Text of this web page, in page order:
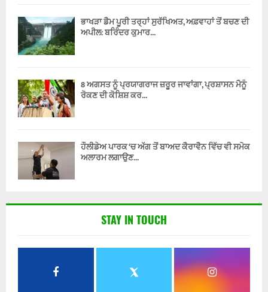
ਭਾਖੜਾ ਡੈਮ ਪੂਰੀ ਤਰ੍ਹਾਂ ਸੁਰੱਖਿਅਤ, ਅਫ਼ਵਾਹਾਂ ਤੋਂ ਬਚਣ ਦੀ
ਅਪੀਲ: ਬਰਿੰਦਰ ਕੁਮਾਰ...
8 ਅਗਸਤ ਨੂੰ ਪ੍ਰਯਾਗਰਾਜ ਜ਼ਰੂਰ ਜਾਵਾਂਗਾ, ਪ੍ਰਸ਼ਾਸਨ ਮੈਨੂੰ
ਰੋਕਣ ਦੀ ਕੋਸ਼ਿਸ਼ ਕਰ...
ਹੌਲੀਡੇਅ ਪਾਰਕ ‘ਚ ਅੱਗ ਤੋਂ ਬਾਅਦ ਕੈਰਾਵੈਨ ਵਿੱਚ ਵੀ ਸਮੋਕ
ਅਲਾਰਮ ਲਗਾਉਣ...
STAY IN TOUCH